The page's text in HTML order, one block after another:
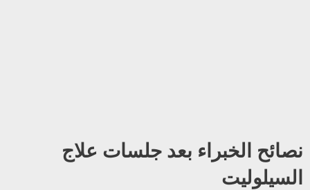
نصائح الخبراء بعد جلسات علاج
السيلوليت